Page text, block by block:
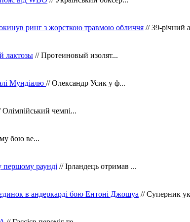
ринг з жорсткою травмою обличчя // 39-річний
лактозы // Протеиновый изолят...
Мундіалю // Олександр Усик у ф...
Олімпійський чемпі...
бою ве...
першому раунді // Ірландець отримав ...
в андеркарді бою Ентоні Джошуа // Суперник